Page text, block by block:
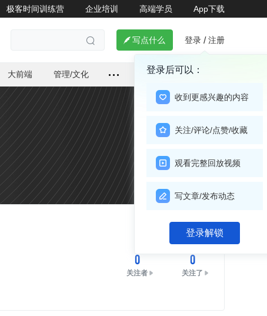
极客时间训练营 企业培训 高端学员 App下载
  写点什么 登录 / 注册
登录后可以：
收到更感兴趣的内容
关注/评论/点赞/收藏
观看完整回放视频
写文章/发布动态
登录解锁
大前端 管理/文化
关注
0
关注者
0
关注了